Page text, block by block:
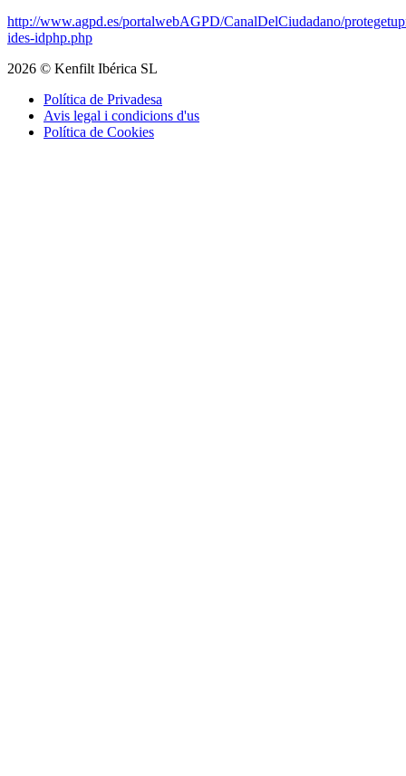
http://www.agpd.es/portalwebAGPD/CanalDelCiudadano/
ides-idphp.php
2026 © Kenfilt Ibérica SL
Política de Privadesa
Avis legal i condicions d'us
Política de Cookies